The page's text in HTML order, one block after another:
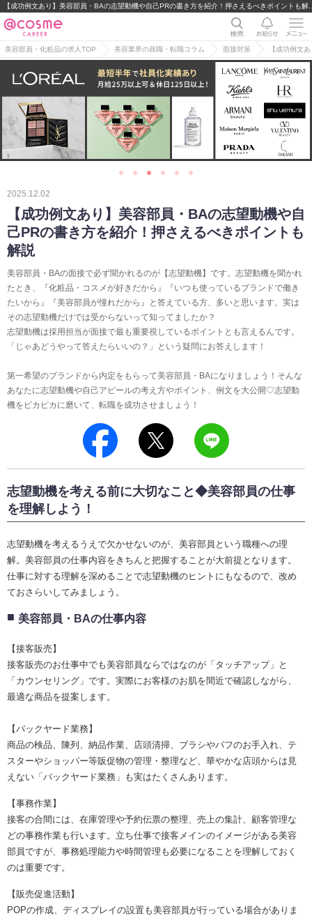
美容部員・化粧品の求人TOP 美容業界の就職・転職コラム 面接対策 【成功例文
2025.12.02
【成功例文あり】美容部員・BAの志望動機や自
己PRの書き方を紹介！押さえるべきポイントも
解説
美容部員・BAの面接で必ず聞かれるのが【志望動機】です。志望動機を聞かれ
たとき、『化粧品・コスメが好きだから』『いつも使っているブランドで働き
たいから』『美容部員が憧れだから』と答えている方、多いと思います。実は
その志望動機だけでは受からないって知ってましたか？
志望動機は採用担当が面接で最も重要視しているポイントとも言えるんです。
「じゃあどうやって答えたらいいの？」という疑問にお答えします！
第一希望のブランドから内定をもらって美容部員・BAになりましょう！そんな
あなたに志望動機や自己アピールの考え方やポイント、例文を大公開♡志望動
機をピカピカに磨いて、転職を成功させましょう！
志望動機を考える前に大切なこと◆美容部員の仕事
を理解しよう！
志望動機を考えるうえで欠かせないのが、美容部員という職種への理
解。美容部員の仕事内容をきちんと把握することが大前提となります。
仕事に対する理解を深めることで志望動機のヒントにもなるので、改め
ておさらいしてみましょう。
美容部員・BAの仕事内容
【接客販売】
接客販売のお仕事中でも美容部員ならではなのが「タッチアップ」と
「カウンセリング」です。実際にお客様のお肌を間近で確認しながら、
最適な商品を提案します。
【バックヤード業務】
商品の検品、陳列、納品作業、店頭清掃、ブラシやパフのお手入れ、テ
スターやショッパー等販促物の管理・整理など、華やかな店頭からは見
えない「バックヤード業務」も実はたくさんあります。
【事務作業】
接客の合間には、在庫管理や予約伝票の整理、売上の集計、顧客管理な
どの事務作業も行います。立ち仕事で接客メインのイメージがある美容
部員ですが、事務処理能力や時間管理も必要になることを理解しておく
のは重要です。
【販売促進活動】
POPの作成、ディスプレイの設置も美容部員が行っている場合がありま